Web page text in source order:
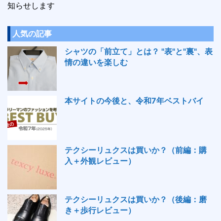
知らせします
人気の記事
シャツの「前立て」とは？ "表"と"裏"、表
情の違いを楽しむ
本サイトの今後と、令和7年ベストバイ
テクシーリュクスは買いか？（前編：購
入＋外観レビュー）
テクシーリュクスは買いか？（後編：磨
き＋歩行レビュー）